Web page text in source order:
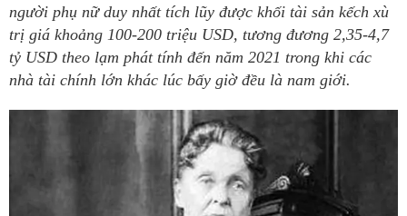
người phụ nữ duy nhất tích lũy được khối tài sản kếch xù
trị giá khoảng 100-200 triệu USD, tương đương 2,35-4,7
tỷ USD theo lạm phát tính đến năm 2021 trong khi các
nhà tài chính lớn khác lúc bấy giờ đều là nam giới.